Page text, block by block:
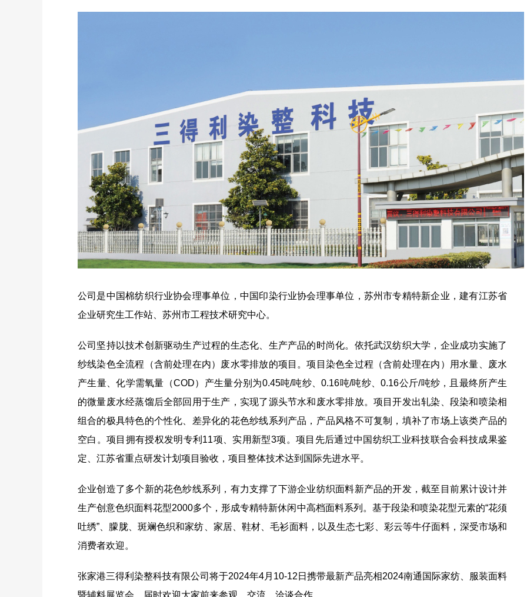
公司是中国棉纺织行业协会理事单位，中国印染行业协会理事单位，苏州市专精特新企业，建有江苏省
企业研究生工作站、苏州市工程技术研究中心。
公司坚持以技术创新驱动生产过程的生态化、生产产品的时尚化。依托武汉纺织大学，企业成功实施了
纱线染色全流程（含前处理在内）废水零排放的项目。项目染色全过程（含前处理在内）用水量、废水
产生量、化学需氧量（COD）产生量分别为0.45吨/吨纱、0.16吨/吨纱、0.16公斤/吨纱，且最终所产生
的微量废水经蒸馏后全部回用于生产，实现了源头节水和废水零排放。项目开发出轧染、段染和喷染相
组合的极具特色的个性化、差异化的花色纱线系列产品，产品风格不可复制，填补了市场上该类产品的
空白。项目拥有授权发明专利11项、实用新型3项。项目先后通过中国纺织工业科技联合会科技成果鉴
定、江苏省重点研发计划项目验收，项目整体技术达到国际先进水平。
企业创造了多个新的花色纱线系列，有力支撑了下游企业纺织面料新产品的开发，截至目前累计设计并
生产创意色织面料花型2000多个，形成专精特新休闲中高档面料系列。基于段染和喷染花型元素的“花须
吐绣”、朦胧、斑斓色织和家纺、家居、鞋材、毛衫面料，以及生态七彩、彩云等牛仔面料，深受市场和
消费者欢迎。
张家港三得利染整科技有限公司将于2024年4月10-12日携带最新产品亮相2024南通国际家纺、服装面料
暨辅料展览会，届时欢迎大家前来参观、交流、洽谈合作。